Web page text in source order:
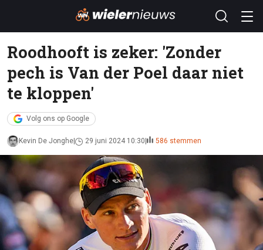
Roodhooft is zeker: 'Zonder
pech is Van der Poel daar niet
te kloppen'
Volg ons op Google
Kevin De Jonghe 29 juni 2024 10:30 586 stemmen